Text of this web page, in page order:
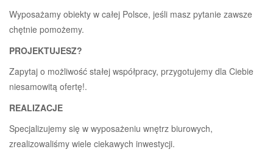
Wyposażamy obiekty w całej Polsce, jeśli masz pytanie zawsze
chętnie pomożemy.
PROJEKTUJESZ?
Zapytaj o możliwość stałej współpracy, przygotujemy dla Ciebie
niesamowitą ofertę!.
REALIZACJE
Specjalizujemy się w wyposażeniu wnętrz biurowych,
zrealizowaliśmy wiele ciekawych inwestycji.